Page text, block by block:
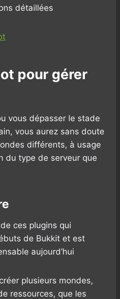
détaillées
pour gérer
vous dépasser le stade
vous aurez sans doute
différents, à usage
du type de serveur que
ces plugins qui
de Bukkit et est
aujourd’hui
plusieurs mondes,
ressources, que les